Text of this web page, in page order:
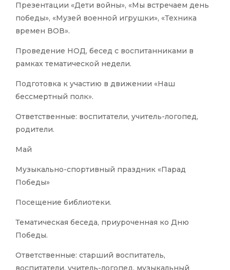
Презентации «Дети войны», «Мы встречаем день
победы», «Музей военной игрушки», «Техника
времен ВОВ».
Проведение НОД, бесед с воспитанниками в
рамках тематической недели.
Подготовка к участию в движении «Наш
бессмертный полк».
Ответственные: воспитатели, учитель-логопед,
родители.
Май
Музыкально-спортивный праздник «Парад
Победы»
Посещение библиотеки.
Тематическая беседа, приуроченная ко Дню
Победы.
Ответственные: старший воспитатель,
воспитатели, учитель-логопед, музыкальный